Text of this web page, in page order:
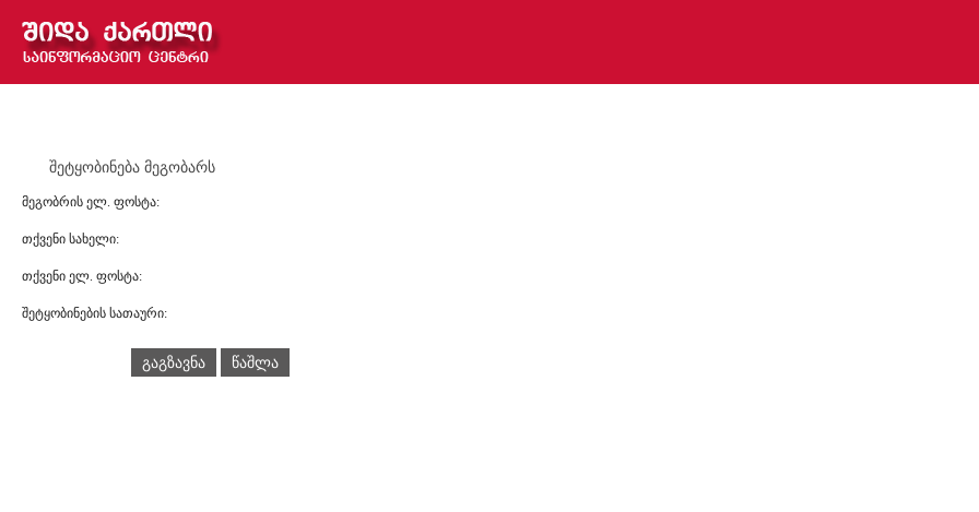
შეტყობინება მეგობარს
მეგობრის ელ. ფოსტა:
თქვენი სახელი:
თქვენი ელ. ფოსტა:
შეტყობინების სათაური:
გაგზავნა წაშლა